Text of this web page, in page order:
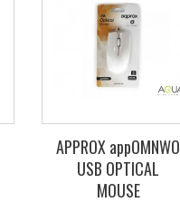
APPROX appOMNWO
USB OPTICAL
MOUSE